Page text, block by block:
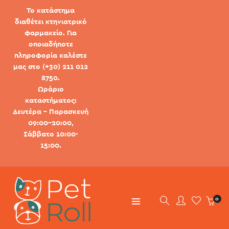
Το κατάστημα
διαθέτει κτηνιατρικό
φαρμακείο. Για
οποιαδήποτε
πληροφορία καλέστε
μας στο (+30) 211 012
8750.
Ωράριο
καταστήματος:
Δευτέρα - Παρασκευή
09:00-20:00,
Σάββατο 10:00-
15:00.
0